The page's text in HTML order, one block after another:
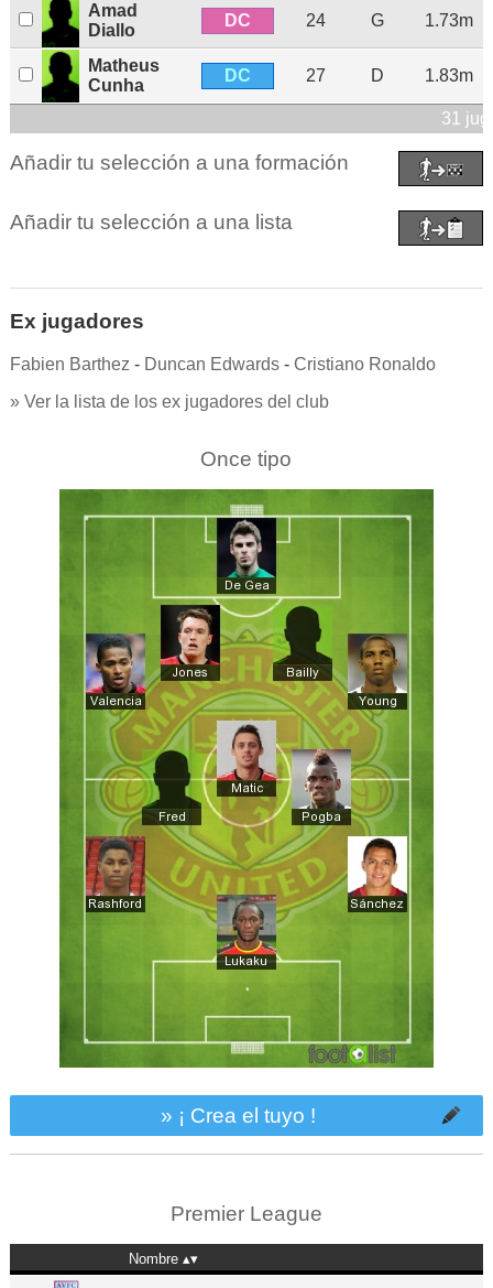
Amad
Diallo
DC 24 G 1.73m
Matheus
Cunha
DC 27 D 1.83m
31
Añadir tu selección a una formación
Añadir tu selección a una lista
Ex jugadores
Fabien Barthez - Duncan Edwards- Cristiano Ronaldo
» Ver la lista de los ex jugadores del club
Once tipo
» ¡ Crea el tuyo !
Premier League
Nombre